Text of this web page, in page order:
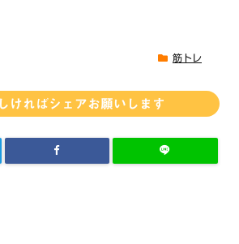
筋トレ
ければシェアお願いします